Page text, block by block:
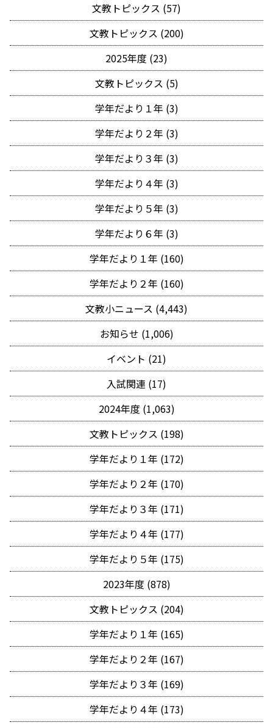
文教トピックス (57)
文教トピックス (200)
2025年度 (23)
文教トピックス (5)
学年だより１年 (3)
学年だより２年 (3)
学年だより３年 (3)
学年だより４年 (3)
学年だより５年 (3)
学年だより６年 (3)
学年だより１年 (160)
学年だより２年 (160)
文教小ニュース (4,443)
お知らせ (1,006)
イベント (21)
入試関連 (17)
2024年度 (1,063)
文教トピックス (198)
学年だより１年 (172)
学年だより２年 (170)
学年だより３年 (171)
学年だより４年 (177)
学年だより５年 (175)
2023年度 (878)
文教トピックス (204)
学年だより１年 (165)
学年だより２年 (167)
学年だより３年 (169)
学年だより４年 (173)